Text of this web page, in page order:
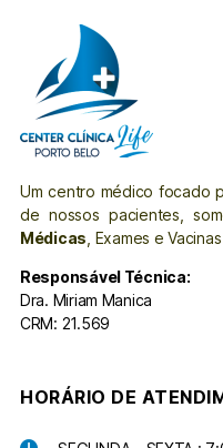
Um centro médico focado
de nossos pacientes,
Médicas , Exames e
Responsável Técnica:
Dra. Miriam Manica
CRM: 21.569
HORÁRIO DE